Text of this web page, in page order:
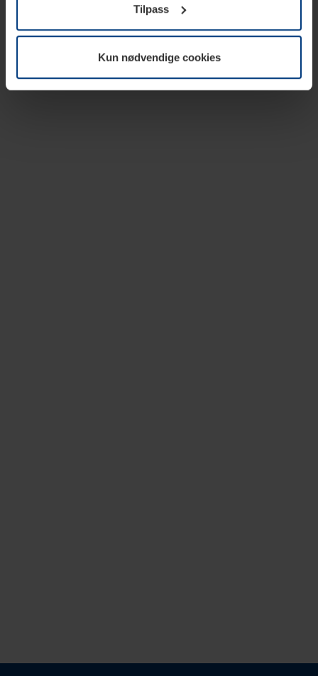
tilbakekalle ditt samtykke i forklaringen av
informasjonskapselen på sidenPersonvernerklæringpå
Tilpass
Kun nødvendige cookies